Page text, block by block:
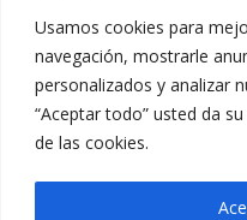
Usamos cookies para
navegación, mostrarle
personalizados y analizar
“Aceptar todo” usted da
de las cookies.